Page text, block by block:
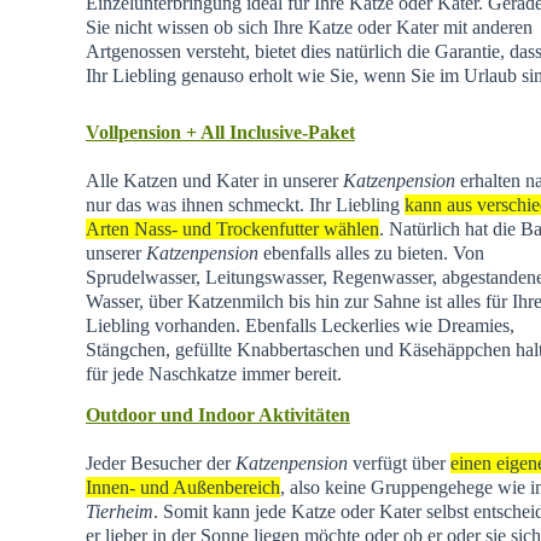
Sie nicht wissen ob sich Ihre Katze oder Kater mit anderen
Artgenossen versteht, bietet dies natürlich die Garantie,
Ihr Liebling genauso erholt wie Sie, wenn Sie im Urlaub
Vollpension + All Inclusive-Paket
Alle Katzen und Kater in unserer Katzenpensionerhalten
nur das was ihnen schmeckt. Ihr Liebling kann aus
Arten Nass- und Trockenfutter wählen. Natürlich hat die
unserer Katzenpensionebenfalls alles zu bieten. Von
Sprudelwasser, Leitungswasser, Regenwasser,
Wasser, über Katzenmilch bis hin zur Sahne ist alles für
Liebling vorhanden. Ebenfalls Leckerlies wie Dreamies,
Stängchen, gefüllte Knabbertaschen und Käsehäppchen
für jede Naschkatze immer bereit.
Outdoor und Indoor Aktivitäten
Jeder Besucher der Katzenpensionverfügt übereinen
Innen- und Außenbereich, also keine Gruppengehege wie
Tierheim. Somit kann jede Katze oder Kater selbst
er lieber in der Sonne liegen möchte oder ob er oder sie